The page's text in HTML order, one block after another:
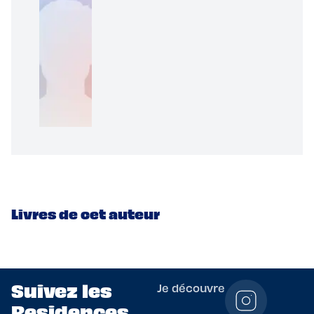
Livres de cet auteur
Suivez les
Je découvre